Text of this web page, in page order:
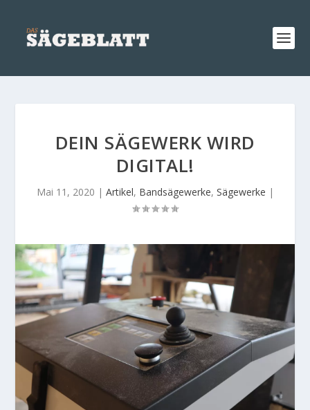
DEIN SÄGEWERK WIRD
DIGITAL!
Mai 11, 2020 | Artikel, Bandsägewerke, Sägewerke |